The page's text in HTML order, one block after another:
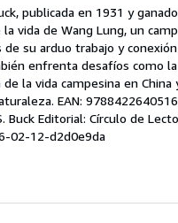
publicada en 1931 y
vida de Wang Lung, un
su arduo trabajo y
enfrenta desafíos como
la vida campesina en
EAN:
Editorial: Círculo de
02-12-d2d0e9da